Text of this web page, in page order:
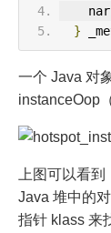
}
一个 Java 对
instanceOop
上图可以看
Java 堆中的
指针 klass 来